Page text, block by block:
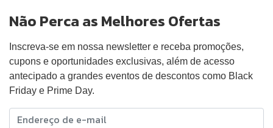
Não Perca as Melhores Ofertas
Inscreva-se em nossa newsletter e receba promoções,
cupons e oportunidades exclusivas, além de acesso
antecipado a grandes eventos de descontos como Black
Friday e Prime Day.